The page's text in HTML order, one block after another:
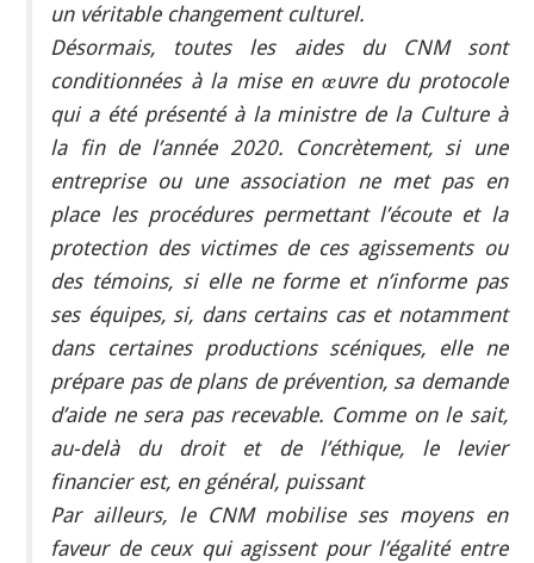
un véritable changement culturel.
Désormais, toutes les aides du CNM sont
conditionnées à la mise en œuvre du protocole
qui a été présenté à la ministre de la Culture à
la fin de l’année 2020. Concrètement, si une
entreprise ou une association ne met pas en
place les procédures permettant l’écoute et la
protection des victimes de ces agissements ou
des témoins, si elle ne forme et n’informe pas
ses équipes, si, dans certains cas et notamment
dans certaines productions scéniques, elle ne
prépare pas de plans de prévention, sa demande
d’aide ne sera pas recevable. Comme on le sait,
au-delà du droit et de l’éthique, le levier
financier est, en général, puissant
Par ailleurs, le CNM mobilise ses moyens en
faveur de ceux qui agissent pour l’égalité entre